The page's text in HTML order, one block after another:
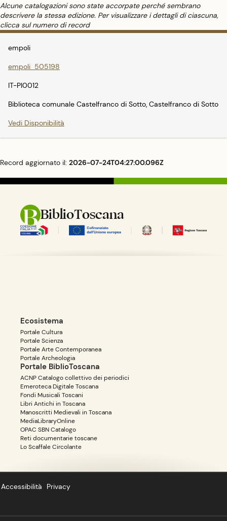
Alcune catalogazioni sono state accorpate perché sembrano
descrivere la stessa edizione. Per visualizzare i dettagli di ciascuna,
clicca sul numero di record
empoli
empoli_505198
IT-PI0012
Biblioteca comunale Castelfranco di Sotto, Castelfranco di Sotto
Vedi Disponibilità
Record aggiornato il: 2026-07-24T04:27:00.096Z
BiblioToscana
Ecosistema
Portale Cultura
Portale Scienza
Portale Arte Contemporanea
Portale Archeologia
Portale BiblioToscana
ACNP Catalogo collettivo dei periodici
Emeroteca Digitale Toscana
Fondi Musicali Toscani
Libri Antichi in Toscana
Manoscritti Medievali in Toscana
MediaLibraryOnline
OPAC SBN Catalogo
Reti documentarie toscane
Lo Scaffale Circolante
Accessibilità Privacy